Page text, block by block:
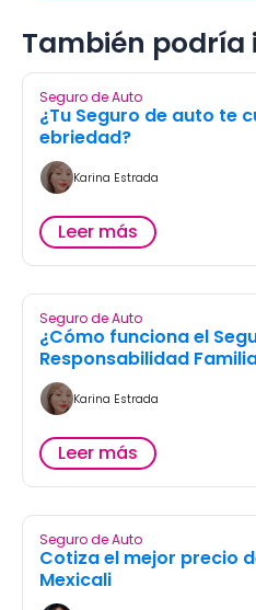
También podría
Seguro de Auto
¿Tu Seguro de auto te
ebriedad?
Karina Estrada
Leer más
Seguro de Auto
¿Cómo funciona el
Responsabilidad
Karina Estrada
Leer más
Seguro de Auto
Cotiza el mejor precio
Mexicali